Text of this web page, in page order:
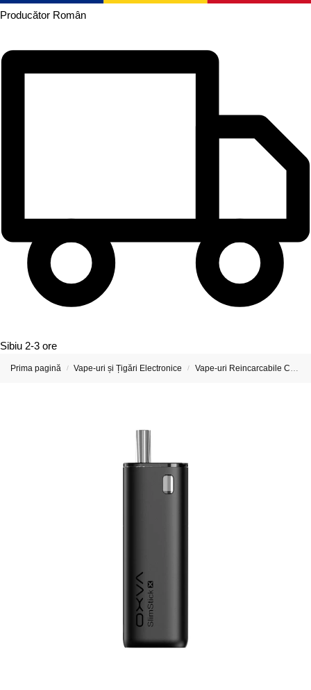
Producător Român
Sibiu 2-3 ore
Prima pagină / Vape-uri și Țigări Electronice / Vape-uri Reincarcabile Cu Incarcator